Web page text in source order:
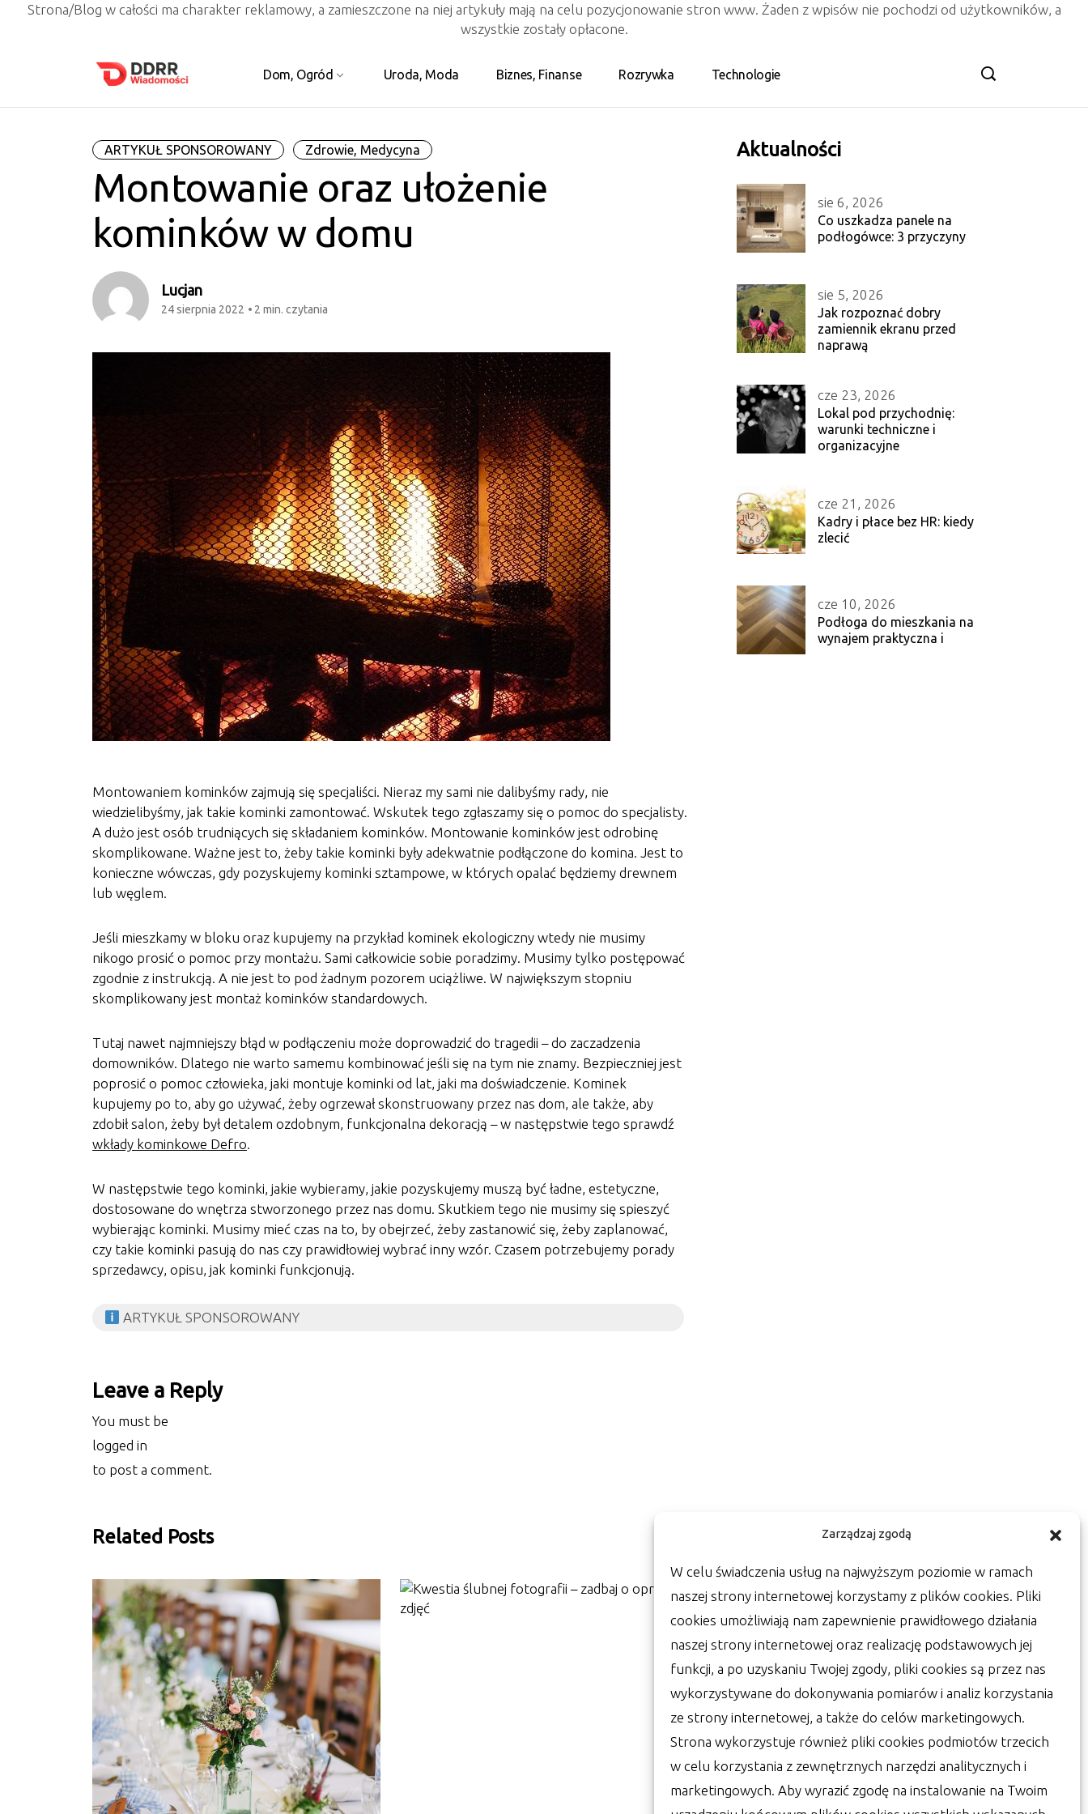
Zarządzaj zgodą
W celu świadczenia usług na najwyższym poziomie w ramach
naszej strony internetowej korzystamy z plików cookies. Pliki
cookies umożliwiają nam zapewnienie prawidłowego działania
naszej strony internetowej oraz realizację podstawowych jej
funkcji, a po uzyskaniu Twojej zgody, pliki cookies są przez nas
wykorzystywane do dokonywania pomiarów i analiz korzystania
ze strony internetowej, a także do celów marketingowych.
Strona wykorzystuje również pliki cookies podmiotów trzecich
w celu korzystania z zewnętrznych narzędzi analitycznych i
marketingowych. Aby wyrazić zgodę na instalowanie na Twoim
Strona/Blog w całości ma charakter reklamowy, a zamieszczone na niej artykuły mają na celu pozycjonowanie stron www. Żaden z wpisów nie pochodzi od użytkowników, a
wszystkie zostały opłacone.
Dom, Ogród Uroda, Moda Biznes, Finanse Rozrywka Technologie
ARTYKUŁ SPONSOROWANY Zdrowie, Medycyna
Montowanie oraz ułożenie
kominków w domu
Lucjan
24 sierpnia 2022 2 min. czytania
Montowaniem kominków zajmują się specjaliści. Nieraz my sami nie dalibyśmy rady, nie
wiedzielibyśmy, jak takie kominki zamontować. Wskutek tego zgłaszamy się o pomoc do specjalisty.
A dużo jest osób trudniących się składaniem kominków. Montowanie kominków jest odrobinę
skomplikowane. Ważne jest to, żeby takie kominki były adekwatnie podłączone do komina. Jest to
konieczne wówczas, gdy pozyskujemy kominki sztampowe, w których opalać będziemy drewnem
lub węglem.
Jeśli mieszkamy w bloku oraz kupujemy na przykład kominek ekologiczny wtedy nie musimy
nikogo prosić o pomoc przy montażu. Sami całkowicie sobie poradzimy. Musimy tylko postępować
zgodnie z instrukcją. A nie jest to pod żadnym pozorem uciążliwe. W największym stopniu
skomplikowany jest montaż kominków standardowych.
Tutaj nawet najmniejszy błąd w podłączeniu może doprowadzić do tragedii – do zaczadzenia
domowników. Dlatego nie warto samemu kombinować jeśli się na tym nie znamy. Bezpieczniej jest
poprosić o pomoc człowieka, jaki montuje kominki od lat, jaki ma doświadczenie. Kominek
kupujemy po to, aby go używać, żeby ogrzewał skonstruowany przez nas dom, ale także, aby
zdobił salon, żeby był detalem ozdobnym, funkcjonalna dekoracją – w następstwie tego sprawdź
wkłady kominkowe Defro.
W następstwie tego kominki, jakie wybieramy, jakie pozyskujemy muszą być ładne, estetyczne,
dostosowane do wnętrza stworzonego przez nas domu. Skutkiem tego nie musimy się spieszyć
wybierając kominki. Musimy mieć czas na to, by obejrzeć, żeby zastanowić się, żeby zaplanować,
czy takie kominki pasują do nas czy prawidłowiej wybrać inny wzór. Czasem potrzebujemy porady
sprzedawcy, opisu, jak kominki funkcjonują.
ARTYKUŁ SPONSOROWANY
Leave a Reply
You must be
logged in
to post a comment.
Aktualności
sie 6, 2026
Co uszkadza panele na
podłogówce: 3 przyczyny
sie 5, 2026
Jak rozpoznać dobry
zamiennik ekranu przed
naprawą
cze 23, 2026
Lokal pod przychodnię:
warunki techniczne i
organizacyjne
cze 21, 2026
Kadry i płace bez HR: kiedy
zlecić
cze 10, 2026
Podłoga do mieszkania na
wynajem praktyczna i
Related Posts